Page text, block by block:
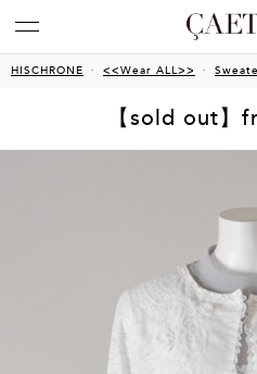
HISCHRONE <<Wear ALL>>
【sold out】